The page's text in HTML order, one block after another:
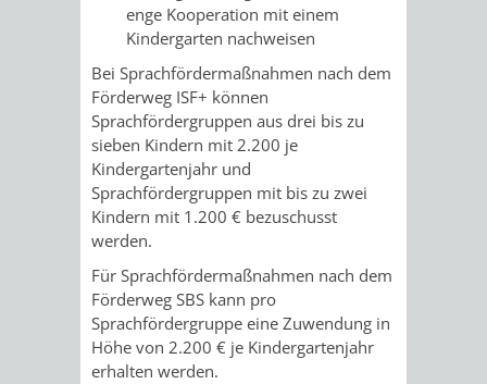
WIEDERVERMIETUNGSPRÄMIE
AMT
SOZIALE
AMT
enge Kooperation mit einem
Kindergarten nachweisen
Bei Sprachfördermaßnahmen nach dem
Förderweg ISF+ können
Sprachfördergruppen aus drei bis zu
sieben Kindern mit 2.200 je
Kindergartenjahr und
Sprachfördergruppen mit bis zu zwei
Kindern mit 1.200 € bezuschusst
werden.
Für Sprachfördermaßnahmen nach dem
Förderweg SBS kann pro
Sprachfördergruppe eine Zuwendung in
Höhe von 2.200 € je Kindergartenjahr
erhalten werden.